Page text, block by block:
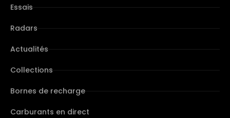
Essais
Radars
Actualités
Collections
Bornes de recharge
Carburants en direct